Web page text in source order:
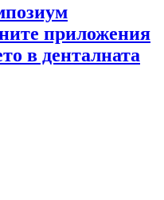
приложения
в денталната